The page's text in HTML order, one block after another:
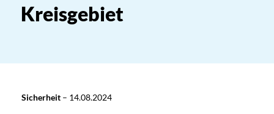
Kreisgebiet
Sicherheit– 14.08.2024